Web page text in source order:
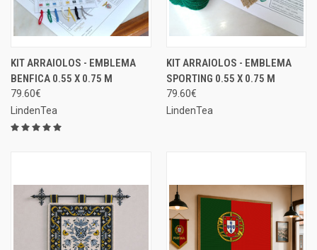
KIT ARRAIOLOS - EMBLEMA
BENFICA 0.55 X 0.75 M
79.60€
LindenTea
KIT ARRAIOLOS - EMBLEMA
SPORTING 0.55 X 0.75 M
79.60€
LindenTea